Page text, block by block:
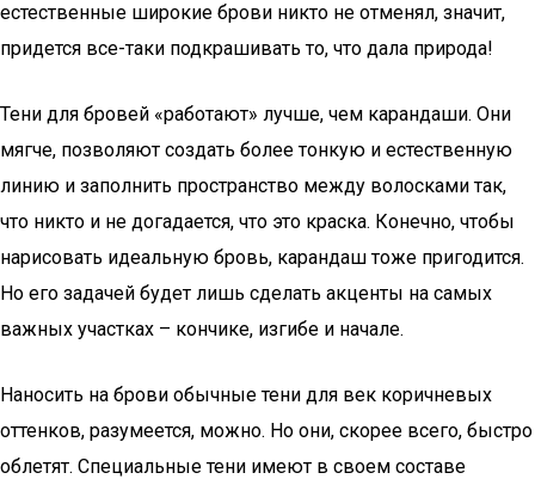
естественные широкие брови никто не отменял, значит,
придется все-таки подкрашивать то, что дала природа!
Тени для бровей «работают» лучше, чем карандаши. Они
мягче, позволяют создать более тонкую и естественную
линию и заполнить пространство между волосками так,
что никто и не догадается, что это краска. Конечно, чтобы
нарисовать идеальную бровь, карандаш тоже пригодится.
Но его задачей будет лишь сделать акценты на самых
важных участках – кончике, изгибе и начале.
Наносить на брови обычные тени для век коричневых
оттенков, разумеется, можно. Но они, скорее всего, быстро
облетят. Специальные тени имеют в своем составе